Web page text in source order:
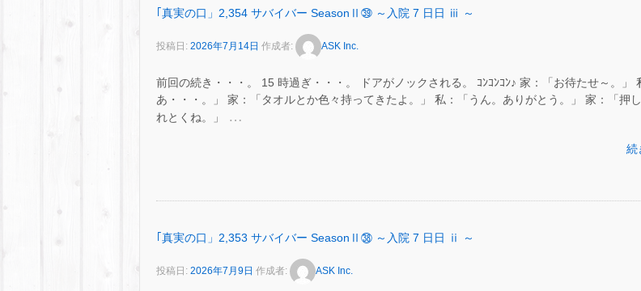
｢真実の口」2,354 サバイバー SeasonⅡ㊴ ～入院 7 日日 ⅲ ～
投稿日: 2026年7月14日 作成者: ASK Inc.
前回の続き・・・。 15 時過ぎ・・・。 ドアがノックされる。 ｺﾝｺﾝｺﾝ♪ 家：「お待たせ～。」
あ・・・。」 家：「タオルとか色々持ってきたよ。」 私：「うん。ありがとう。」 家：「押
れとくね。」
…
続
｢真実の口」2,353 サバイバー SeasonⅡ㊳ ～入院 7 日日 ⅱ ～
投稿日: 2026年7月9日 作成者: ASK Inc.